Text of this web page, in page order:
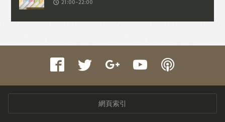
21:00-22:00
網頁索引